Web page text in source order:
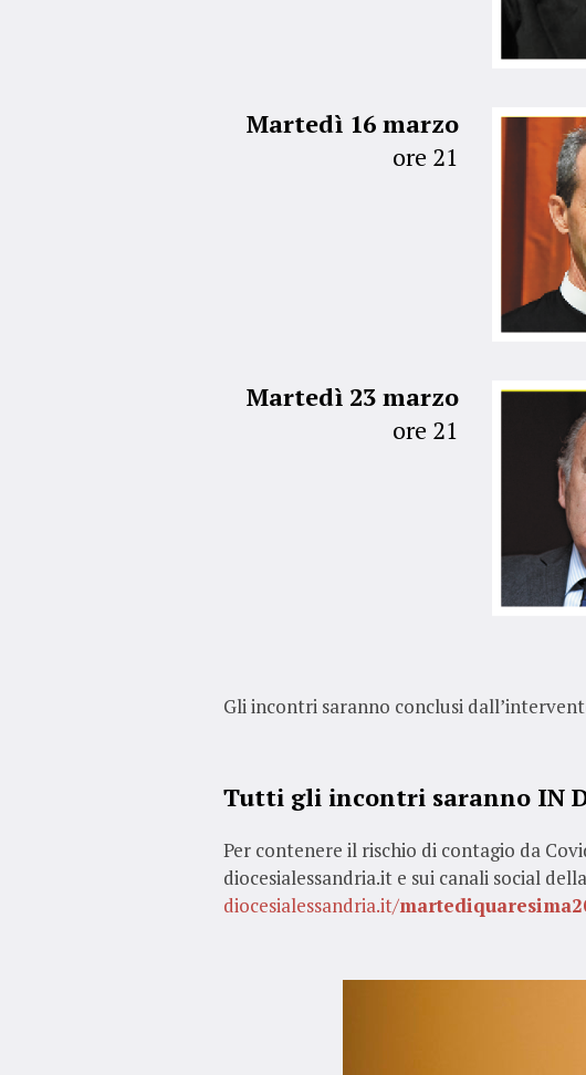
Martedì 16 marzo
ore 21
Martedì 23 marzo
ore 21
Gli incontri saranno conclusi
Tutti gli incontri saranno IN
Per contenere il rischio di contagio da
diocesialessandria.it e sui canali social
diocesialessandria.it/